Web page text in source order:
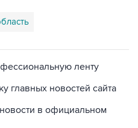
ленту
главных новостей сайта
в официальном